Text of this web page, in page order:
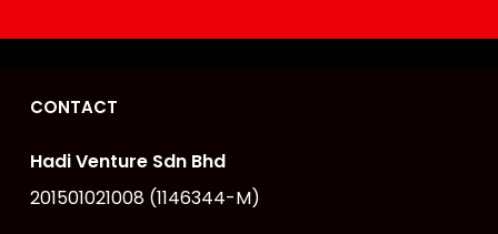
CONTACT
Hadi Venture Sdn Bhd
201501021008 (1146344-M)